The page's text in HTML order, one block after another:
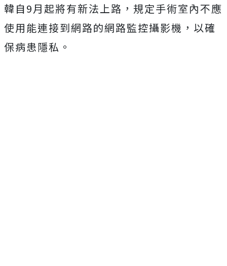
韓自9月起將有新法上路，規定手術室內不應
使用能連接到網路的網路監控攝影機，以確
保病患隱私。